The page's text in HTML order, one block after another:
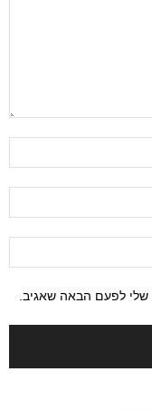
לפעם הבאה שאגיב.